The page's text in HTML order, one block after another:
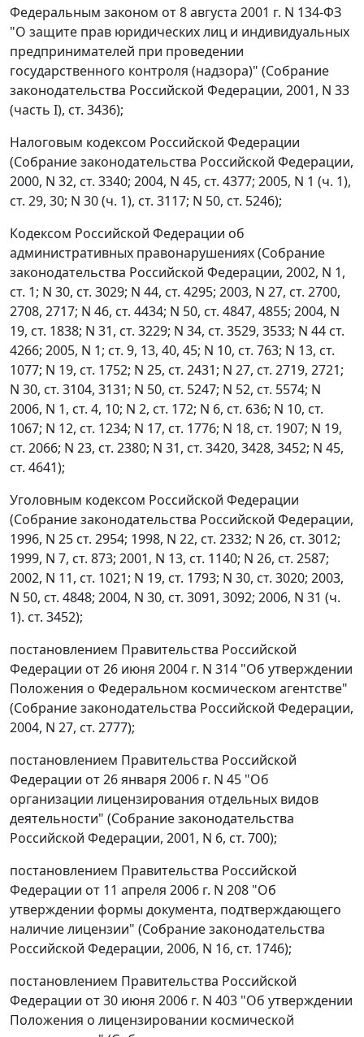
Федеральным законом от 8 августа 2001 г. N 134-ФЗ
"О защите прав юридических лиц и индивидуальных
предпринимателей при проведении
государственного контроля (надзора)" (Собрание
законодательства Российской Федерации, 2001, N 33
(часть I), ст. 3436);
Налоговым кодексом Российской Федерации
(Собрание законодательства Российской Федерации,
2000, N 32, ст. 3340; 2004, N 45, ст. 4377; 2005, N 1 (ч. 1),
ст. 29, 30; N 30 (ч. 1), ст. 3117; N 50, ст. 5246);
Кодексом Российской Федерации об
административных правонарушениях (Собрание
законодательства Российской Федерации, 2002, N 1,
ст. 1; N 30, ст. 3029; N 44, ст. 4295; 2003, N 27, ст. 2700,
2708, 2717; N 46, ст. 4434; N 50, ст. 4847, 4855; 2004, N
19, ст. 1838; N 31, ст. 3229; N 34, ст. 3529, 3533; N 44 ст.
4266; 2005, N 1; ст. 9, 13, 40, 45; N 10, ст. 763; N 13, ст.
1077; N 19, ст. 1752; N 25, ст. 2431; N 27, ст. 2719, 2721;
N 30, ст. 3104, 3131; N 50, ст. 5247; N 52, ст. 5574; N
2006, N 1, ст. 4, 10; N 2, ст. 172; N 6, ст. 636; N 10, ст.
1067; N 12, ст. 1234; N 17, ст. 1776; N 18, ст. 1907; N 19,
ст. 2066; N 23, ст. 2380; N 31, ст. 3420, 3428, 3452; N 45,
ст. 4641);
Уголовным кодексом Российской Федерации
(Собрание законодательства Российской Федерации,
1996, N 25 ст. 2954; 1998, N 22, ст. 2332; N 26, ст. 3012;
1999, N 7, ст. 873; 2001, N 13, ст. 1140; N 26, ст. 2587;
2002, N 11, ст. 1021; N 19, ст. 1793; N 30, ст. 3020; 2003,
N 50, ст. 4848; 2004, N 30, ст. 3091, 3092; 2006, N 31 (ч.
1). ст. 3452);
постановлением Правительства Российской
Федерации от 26 июня 2004 г. N 314 "Об утверждении
Положения о Федеральном космическом агентстве"
(Собрание законодательства Российской Федерации,
2004, N 27, ст. 2777);
постановлением Правительства Российской
Федерации от 26 января 2006 г. N 45 "Об
организации лицензирования отдельных видов
деятельности" (Собрание законодательства
Российской Федерации, 2001, N 6, ст. 700);
постановлением Правительства Российской
Федерации от 11 апреля 2006 г. N 208 "Об
утверждении формы документа, подтверждающего
наличие лицензии" (Собрание законодательства
Российской Федерации, 2006, N 16, ст. 1746);
постановлением Правительства Российской
Федерации от 30 июня 2006 г. N 403 "Об утверждении
Положения о лицензировании космической